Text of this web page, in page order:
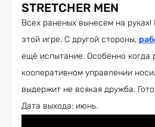
STRETCHER MEN
Всех раненых вынесем на руках!
этой игре. С другой стороны,
ещё испытание. Особенно когда
кооперативном управлении
выдержит не всякая дружба.
Дата выхода: июнь.